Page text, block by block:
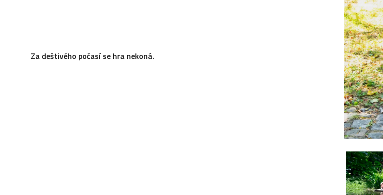
Za deštivého počasí se hra nekoná.